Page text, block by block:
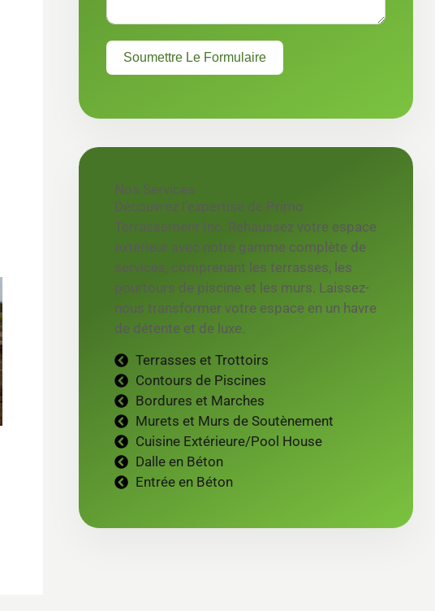
Soumettre Le Formulaire
Nos Services
Découvrez l’expertise de Primo
Terrassement Inc. Rehaussez votre espace
extérieur avec notre gamme complète de
services, comprenant les terrasses, les
pourtours de piscine et les murs. Laissez-
nous transformer votre espace en un havre
de détente et de luxe.
Terrasses et Trottoirs
Contours de Piscines
Bordures et Marches
Murets et Murs de Soutènement
Cuisine Extérieure/Pool House
Dalle en Béton
Entrée en Béton